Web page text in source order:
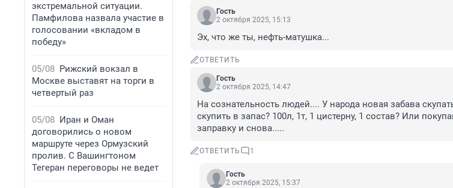
экстремальной ситуации.
Памфилова назвала участие в
голосовании «вкладом в
победу»
05/08 Рижский вокзал в
Москве выставят на торги в
четвертый раз
05/08 Иран и Оман
договорились о новом
маршруте через Ормузский
пролив. С Вашингтоном
Тегеран переговоры не ведет
Гость
2 октября 2025, 15:13
Эх, что же ты, нефть-матушка...
ОТВЕТИТЬ
Гость
2 октября 2025, 14:47
На сознательность людей.... У народа новая забава
скупить в запас? 100л, 1т, 1 цистерну, 1 состав? Или
заправку и снова.....
ОТВЕТИТЬ 1
Гость
2 октября 2025, 15:37